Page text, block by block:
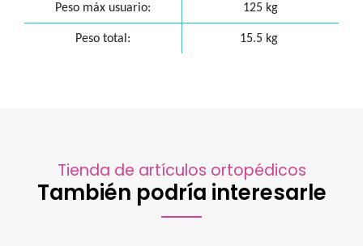
Peso máx usuario: 125 kg
Peso total: 15.5 kg
Tienda de artículos ortopédicos
También podría interesarle